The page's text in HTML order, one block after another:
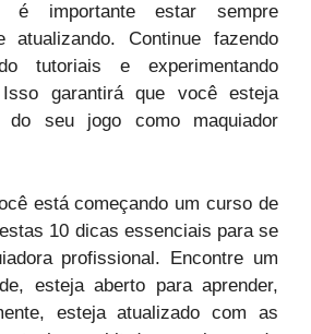
é importante estar sempre
atualizando. Continue fazendo
tutoriais e experimentando
garantirá que você esteja
do seu jogo como maquiador
está começando um curso de
10 dicas essenciais para se
profissional. Encontre um
esteja aberto para aprender,
esteja atualizado com as